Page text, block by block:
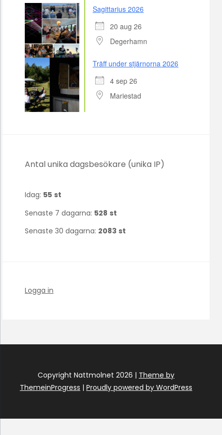
Sagittarius 2026
20 aug 26
Degerhamn
Träff under stjärnorna 2026
4 sep 26
Mariestad
Antal unika dagsbesökare (unika IP)
Idag: 55 st
Senaste 7 dagarna: 528 st
Senaste 30 dagarna: 2083 st
Logga in
Copyright Nattmolnet 2026 | Theme by
ThemeinProgress | Proudly powered by WordPress